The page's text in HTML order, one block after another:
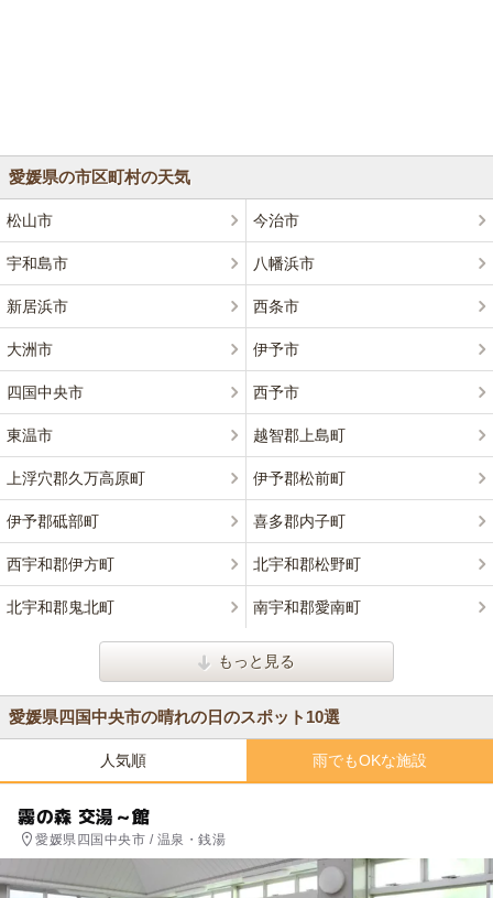
愛媛県の市区町村の天気
松山市 今治市
宇和島市 八幡浜市
新居浜市 西条市
大洲市 伊予市
四国中央市 西予市
東温市 越智郡上島町
上浮穴郡久万高原町 伊予郡松前町
伊予郡砥部町 喜多郡内子町
西宇和郡伊方町 北宇和郡松野町
北宇和郡鬼北町 南宇和郡愛南町
もっと見る
愛媛県四国中央市の晴れの日のスポット10選
人気順 雨でもOKな施設
霧の森 交湯～館
愛媛県四国中央市 / 温泉・銭湯